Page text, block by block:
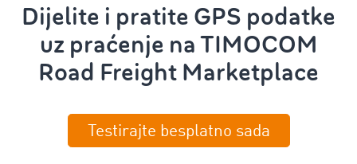
Dijelite i pratite GPS podatke
uz praćenje na TIMOCOM
Road Freight Marketplace
Testirajte besplatno sada